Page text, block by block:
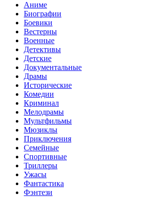
Аниме
Биографии
Боевики
Вестерны
Военные
Детективы
Детские
Документальные
Драмы
Исторические
Комедии
Криминал
Мелодрамы
Мультфильмы
Мюзиклы
Приключения
Семейные
Спортивные
Триллеры
Ужасы
Фантастика
Фэнтези